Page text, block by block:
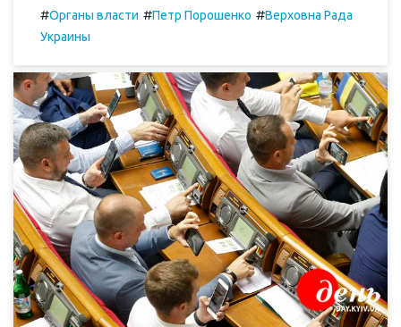
#Органы власти #Петр Порошенко #Верховна Рада
Украины